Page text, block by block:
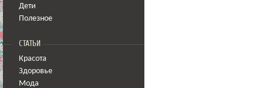
Дети
Полезное
СТАТЬИ
Красота
Здоровье
Мода